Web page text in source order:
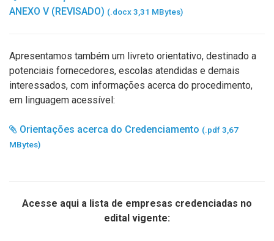
ANEXO V (REVISADO) (.docx 3,31 MBytes)
Apresentamos também um livreto orientativo, destinado a
potenciais fornecedores, escolas atendidas e demais
interessados, com informações acerca do procedimento,
em linguagem acessível:
Orientações acerca do Credenciamento (.pdf 3,67
MBytes)
Acesse aqui a lista de empresas credenciadas no
edital vigente: